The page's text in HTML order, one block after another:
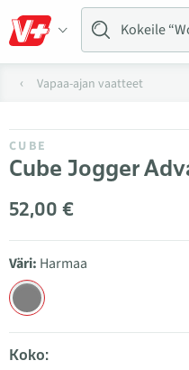
Vapaa-ajan vaatteet
CUBE
Cube Jogger
52,00 €
Väri: Harmaa
Koko: